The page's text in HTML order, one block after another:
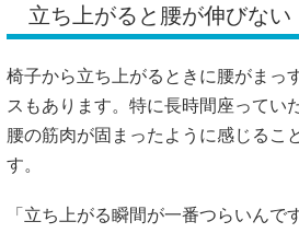
立ち上がると腰が伸びない
椅子から立ち上がるときに腰がまっ
スもあります。特に長時間座ってい
腰の筋肉が固まったように感じるこ
す。
「立ち上がる瞬間が一番つらいんで